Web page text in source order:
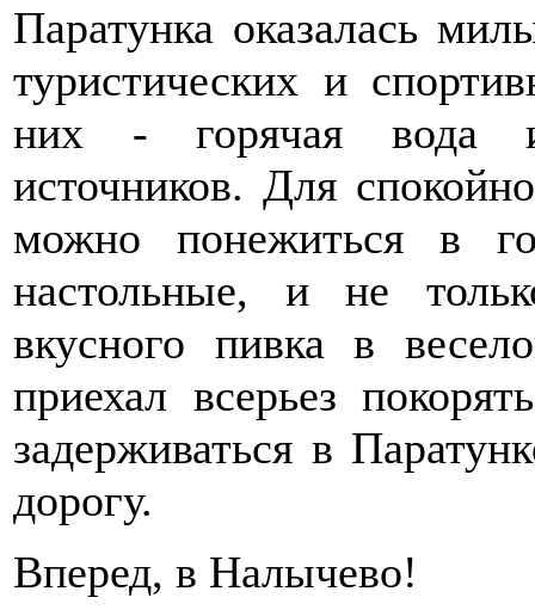
Паратунка оказалась
туристических и
них - горячая вода
источников. Для
можно понежиться в
настольные, и не
вкусного пивка в
приехал всерьез
задерживаться в
дорогу.
Вперед, в Налычево!